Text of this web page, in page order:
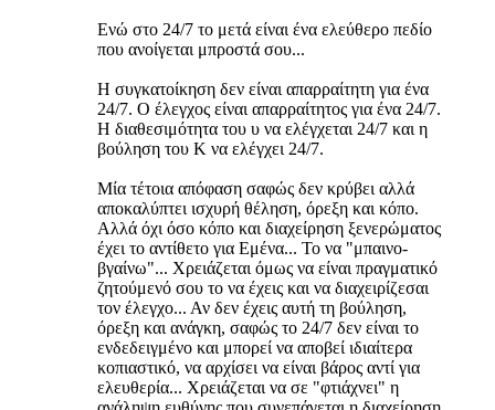
Ενώ στο 24/7 το μετά είναι ένα ελεύθερο πεδίο
που ανοίγεται μπροστά σου...
Η συγκατοίκηση δεν είναι απαρραίτητη για ένα
24/7. Ο έλεγχος είναι απαρραίτητος για ένα 24/7.
Η διαθεσιμότητα του υ να ελέγχεται 24/7 και η
βούληση του Κ να ελέγχει 24/7.
Μία τέτοια απόφαση σαφώς δεν κρύβει αλλά
αποκαλύπτει ισχυρή θέληση, όρεξη και κόπο.
Αλλά όχι όσο κόπο και διαχείρηση ξενερώματος
έχει το αντίθετο για Εμένα... Το να "μπαινο-
βγαίνω"... Χρειάζεται όμως να είναι πραγματικό
ζητούμενό σου το να έχεις και να διαχειρίζεσαι
τον έλεγχο... Αν δεν έχεις αυτή τη βούληση,
όρεξη και ανάγκη, σαφώς το 24/7 δεν είναι το
ενδεδειγμένο και μπορεί να αποβεί ιδιαίτερα
κοπιαστικό, να αρχίσει να είναι βάρος αντί για
ελευθερία... Χρειάζεται να σε "φτιάχνει" η